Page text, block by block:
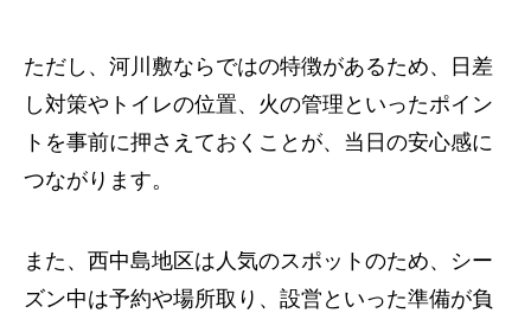
ただし、河川敷ならではの特徴があるため、日差
し対策やトイレの位置、火の管理といったポイン
トを事前に押さえておくことが、当日の安心感に
つながります。
また、西中島地区は人気のスポットのため、シー
ズン中は予約や場所取り、設営といった準備が負